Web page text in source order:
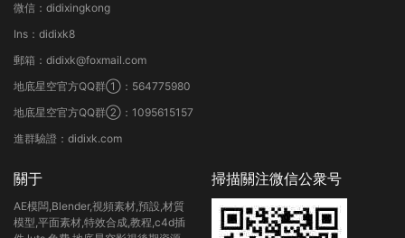
微信：didixingkong
Ins：didixk8
郵箱：didixk@foxmail.com
地底星空官方QQ群①：564775980
地底星空官方QQ群②：1095615157
進群驗證：didixk.com
關于
AE模闆,Blender,視頻素材,預設,材質
模型,平面素材,特效合成,教程,c4d插
掃描關注微信公衆号